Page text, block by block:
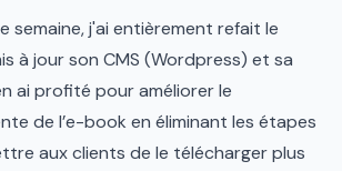
semaine, j'ai entièrement refait le
à jour son CMS (Wordpress) et sa
ai profité pour améliorer le
de l’e-book en éliminant les étapes
aux clients de le télécharger plus